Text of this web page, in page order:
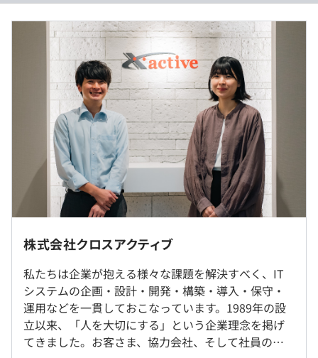
相談のうえ、ご希望のマシンを支給します。
・年3回のキャリア面談を実施
・キャリアアッププランを作成し、その効果判定や業務実
績を待遇に反映
・平均人数：2~3名（＋BP）
※本社（東京）および東京都内近郊の各プロジェクト先で
の勤務となります。
※転勤はありません。
※プロジェクト先：東京、千葉、神奈川（勤務地は本人希
望を考慮します）
※リモートワーク可（在宅勤務率80.3% ※2023年10月
時点）
【収入UPを目指せます！】
・キャリアアッププランを作成、その効果判定や業務実績
が待遇に反映！
・会社が推奨している資格の取得で報奨金を支給！
◎当社への転職により、収入UPを実現した経験者の方、
多数！！
【月給】
26万円以上＋諸手当
※経験・能力・資格を考慮し、当社規定により決定しま
【年収例】
※前職の給料、スキル、経験、保有資格により、上記給料
額以上の可能性もございます
（※ 想定年収は年収提示額を保証するものではありません）
株式会社クロスアクティブ
私たちは企業が抱える様々な課題を解決すべく、IT
システムの企画・設計・開発・構築・導入・保守・
運用などを一貫しておこなっています。1989年の設
立以来、「人を大切にする」という企業理念を掲げ
てきました。お客さま、協力会社、そして社員の満